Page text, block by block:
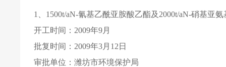
1 1500t/aN-氰基乙酰亚胺酸乙酯及 2000t/aN-硝基亚氨
开工时间： 2009年9月
批复时间： 2009年3月 12 日
审批单位：潍坊市环境保护局